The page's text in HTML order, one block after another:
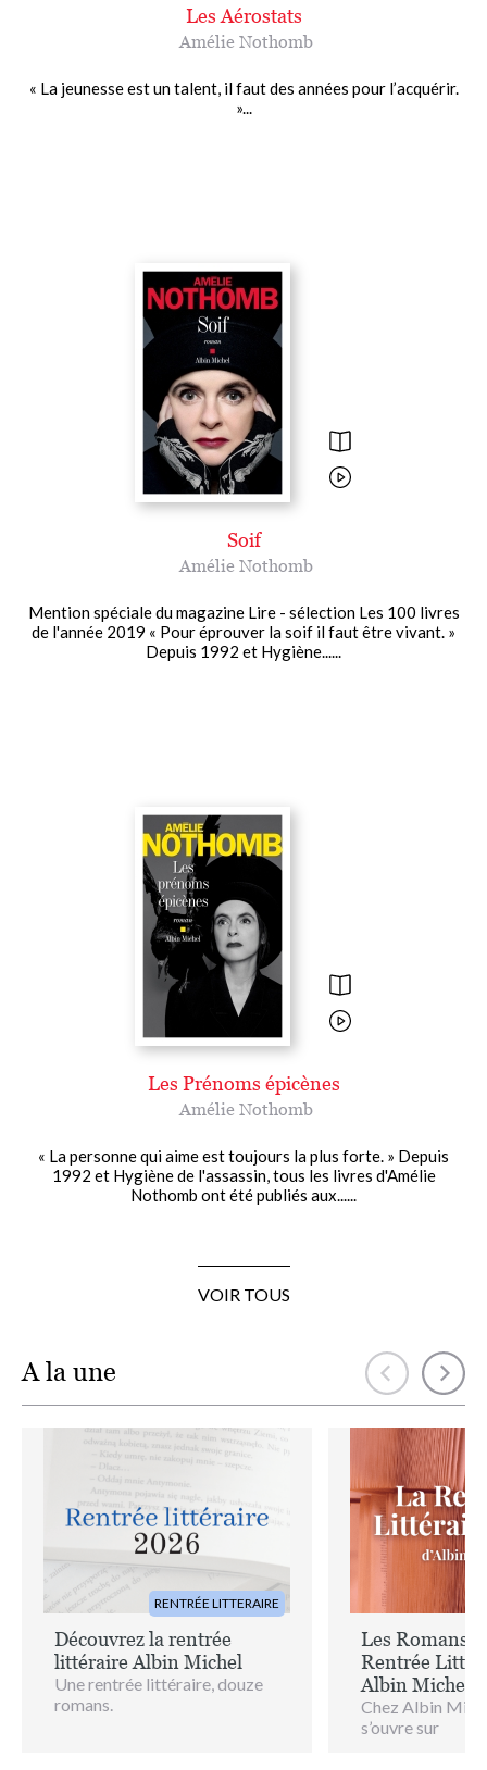
Les Aérostats
Amélie Nothomb
« La jeunesse est un talent, il faut des années pour l’acquérir.
»...
Soif
Amélie Nothomb
Mention spéciale du magazine Lire - sélection Les 100 livres
de l'année 2019 « Pour éprouver la soif il faut être vivant. »
Depuis 1992 et Hygiène......
Les Prénoms épicènes
Amélie Nothomb
« La personne qui aime est toujours la plus forte. » Depuis
1992 et Hygiène de l'assassin, tous les livres d'Amélie
Nothomb ont été publiés aux......
VOIR TOUS
A la une
RENTRÉE LITTERAIRE
Découvrez la rentrée
littéraire Albin Michel
Une rentrée littéraire, douze
romans.
Les Romans
Rentrée
Albin Michel !
Chez Albin
s’ouvre sur